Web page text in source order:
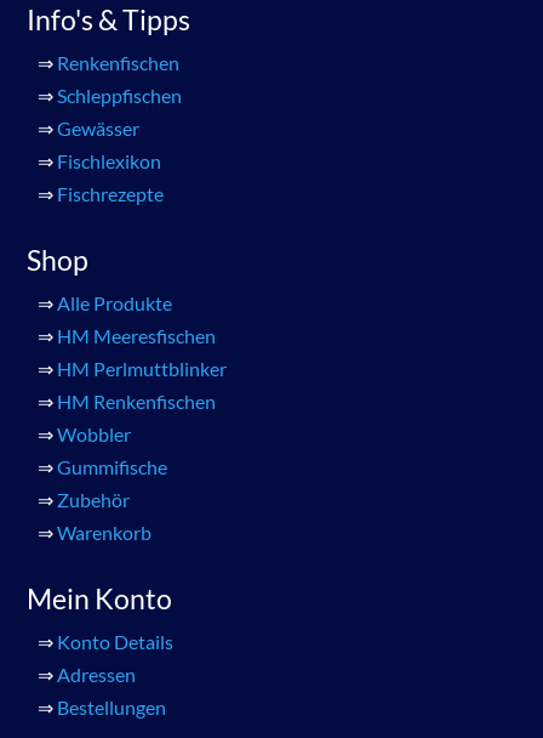
Info's & Tipps
⇒ Renkenfischen
⇒Schleppfischen
⇒Gewässer
⇒ Fischlexikon
⇒ Fischrezepte
Shop
⇒Alle Produkte
⇒ HM Meeresfischen
⇒ HM Perlmuttblinker
⇒ HM Renkenfischen
⇒Wobbler
⇒Gummifische
⇒ Zubehör
⇒Warenkorb
Mein Konto
⇒ Konto Details
⇒Adressen
⇒ Bestellungen